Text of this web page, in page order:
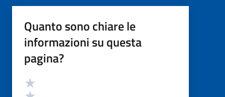
Quanto sono chiare le
informazioni su questa
pagina?
Valutazione